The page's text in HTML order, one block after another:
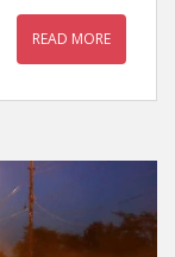
READ MORE